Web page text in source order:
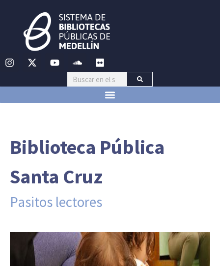
Biblioteca Pública
Santa Cruz
Pasitos lectores